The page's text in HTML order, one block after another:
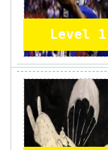
Level 1